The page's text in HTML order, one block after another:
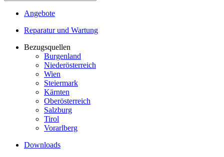
Angebote
Reparatur und Wartung
Bezugsquellen
Burgenland
Niederösterreich
Wien
Steiermark
Kärnten
Oberösterreich
Salzburg
Tirol
Vorarlberg
Downloads